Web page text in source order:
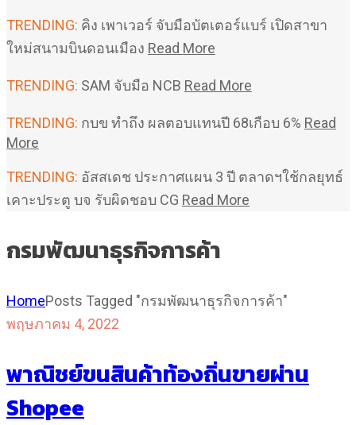
TRENDING: คิง เพาเวอร์ จับมือบัตเตอร์แบร์ เปิดสาขา
ใหม่สนามบินดอนเมือง Read More
TRENDING: SAM จับมือ NCB Read More
TRENDING: กบข ทำถึง ผลตอบแทนปี 68เกือบ 6% Read
More
TRENDING: อัสสเดช ประกาศแผน 3 ปี ตลาดฯใช้กลยุทธ์
เคาะประตู บจ รับผิดชอบ CG Read More
กรมพัฒนาธุรกิจการค้า
HomePosts Tagged "กรมพัฒนาธุรกิจการค้า"
พฤษภาคม 4, 2022
พาณิชย์ขนสินค้าท้องถิ่นขายผ่าน
Shopee